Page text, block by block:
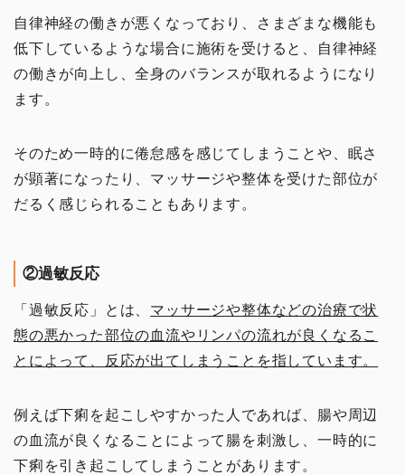
自律神経の働きが悪くなっており、さまざまな機能も
低下しているような場合に施術を受けると、自律神経
の働きが向上し、全身のバランスが取れるようになり
ます。
そのため一時的に倦怠感を感じてしまうことや、眠さ
が顕著になったり、マッサージや整体を受けた部位が
だるく感じられることもあります。
②過敏反応
「過敏反応」とは、 マッサージや整体などの治療で状
態の悪かった部位の血流やリンパの流れが良くなるこ
とによって、反応が出てしまうことを指しています。
例えば下痢を起こしやすかった人であれば、腸や周辺
の血流が良くなることによって腸を刺激し、一時的に
下痢を引き起こしてしまうことがあります。